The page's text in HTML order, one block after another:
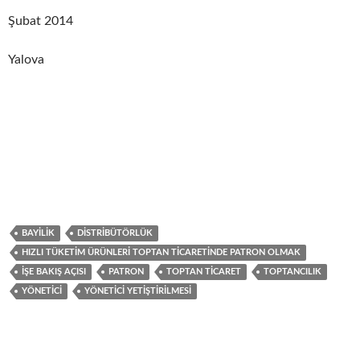
Şubat 2014
Yalova
BAYILIK DISTRIBÜTÖRLÜK
HIZLI TÜKETIM ÜRÜNLERI TOPTAN TICARETINDE PATRON OLMAK
IŞE BAKIŞ AÇISI PATRON TOPTAN TICARET TOPTANCILIK
YÖNETICI YÖNETICI YETIŞTIRILMESI